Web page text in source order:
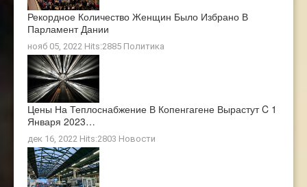
Рекордное Количество Женщин Было Избрано В
Парламент Дании
нояб 05, 2022 Hits:2885 Политика
Цены На Теплоснабжение В Копенгагене Вырастут C 1
Января 2023…
дек 16, 2022 Hits:2803 Новости